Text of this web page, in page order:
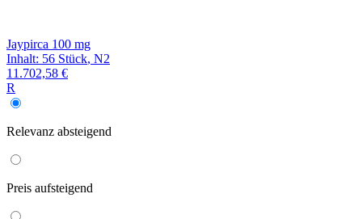
Jaypirca 100 mg
Inhalt: 56 Stück, N2
11.702,58 €
R
Relevanz absteigend
Preis aufsteigend